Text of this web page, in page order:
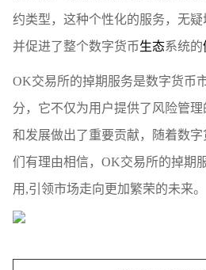
约类型，这种个性化的服务，无
并促进了整个数字货币生态系统的
OK交易所的掉期服务是数字货币
分，它不仅为用户提供了风险管
和发展做出了重要贡献，随着数
们有理由相信，OK交易所的掉期
用,引领市场走向更加繁荣的未来。